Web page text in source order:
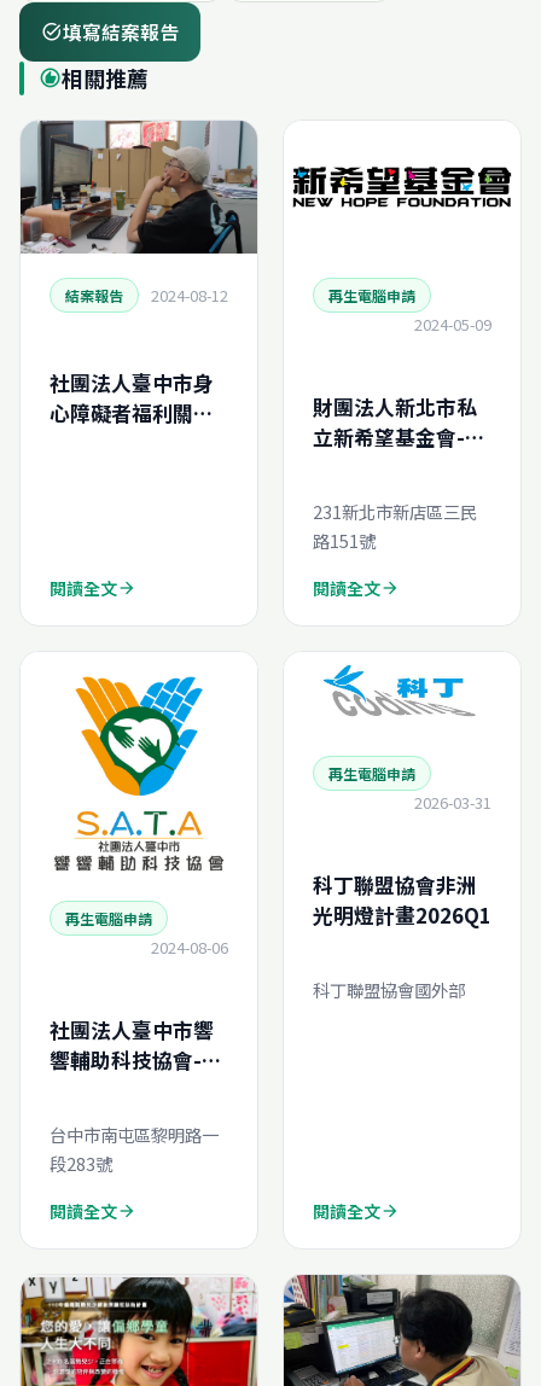
task_alt填寫結案報告
recommend相關推薦
結案報告 2024-08-12
社團法人臺中市身
心障礙者福利關懷
閱讀全文arrow_forward
再生電腦申請
2024-05-09
財團法人新北市私
立新希望基金會-再
231新北市新店區三民
路151號
閱讀全文arrow_forward
再生電腦申請
2024-08-06
社團法人臺中市響
響輔助科技協會-再
台中市南屯區黎明路一
段283號
閱讀全文arrow_forward
再生電腦申請
2026-03-31
科丁聯盟協會非洲
光明燈計畫2026Q1
科丁聯盟協會國外部
閱讀全文arrow_forward